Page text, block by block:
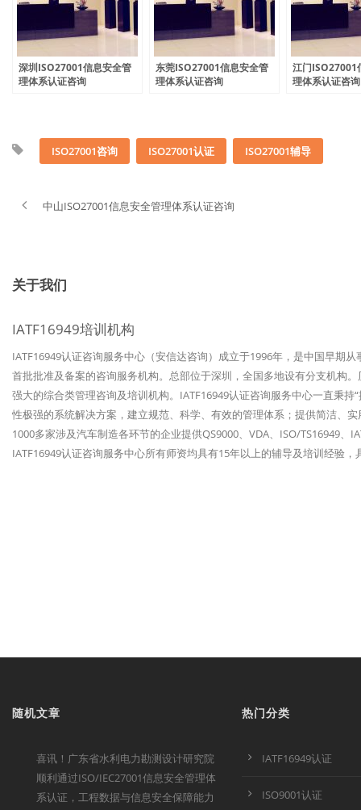
深圳ISO27001信息安全管
理体系认证咨询
东莞ISO27001信息安全管
理体系认证咨询
江门ISO27001
理体系认证咨询
ISO27001咨询 ISO27001认证 ISO27001辅导
中山ISO27001信息安全管理体系认证咨询
关于我们
IATF16949培训机构
IATF16949认证咨询服务中心（安信达咨询）成立于1996年，是中国早期
首批批准及备案的咨询服务机构。总部位于深圳，全国多地设有分支机构
强大的综合类管理咨询及培训机构。IATF16949认证咨询服务中心一直秉
性极强的系统解决方案，建立规范、科学、有效的管理体系；提供简洁、
1000多家涉及汽车制造各环节的企业提供QS9000、VDA、ISO/TS16949
IATF16949认证咨询服务中心所有师资均具有15年以上的辅导及培训经验
随机文章
喜讯！广东省水利电力勘测设计研究院
顺利通过ISO/IEC27001信息安全管理体
系认证，工程数据与信息安全保障能力
热门分类
IATF16949认证
ISO9001认证